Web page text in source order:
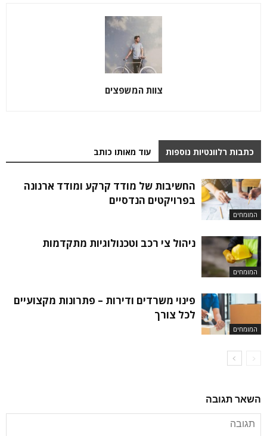
צוות המשפצים
כתבות רלוונטיות נוספות עוד מאותו כותב
המומחים
החשיבות של מודד קרקע ומודד ארנונה
בפרויקטים הנדסיים
המומחים
ניהול צי רכב וטכנולוגיות מתקדמות
המומחים
פינוי משרדים ודירות – פתרונות מקצועיים
לכל צורך
השאר תגובה